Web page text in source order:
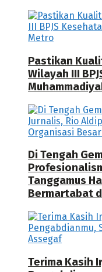
Pastikan
Wilayah III
Di Tengah
Tanggamus
Bermartabat
Terima Kasih